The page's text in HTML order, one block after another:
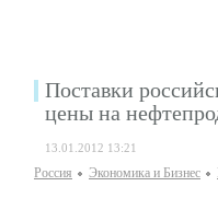
Поставки
цены на
13.01.2012 13:21
Россия Экономика и Бизнес